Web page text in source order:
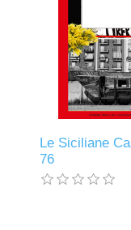
Le Siciliane
76